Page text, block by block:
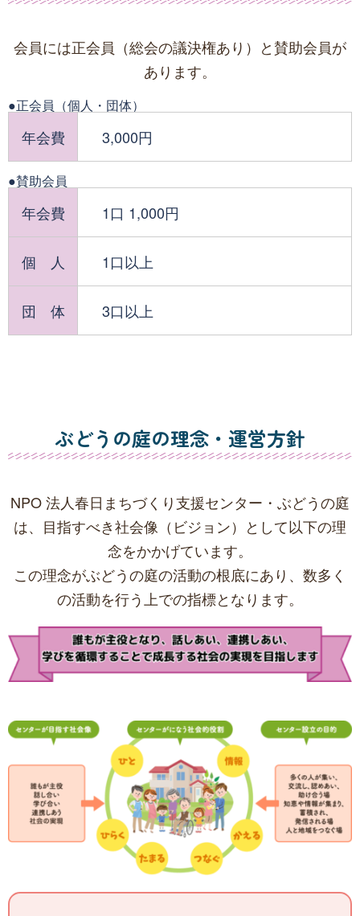
会員には正会員（総会の議決権あり）と賛助会員が
あります。
●正会員（個人・団体）
年会費 3,000円
●賛助会員
年会費 1口 1,000円
個 人 1口以上
団 体 3口以上
ぶどうの庭の理念・運営方針
NPO 法人春日まちづくり支援センター・ぶどうの庭
は、目指すべき社会像（ビジョン）として以下の理
念をかかげています。
この理念がぶどうの庭の活動の根底にあり、数多く
の活動を行う上での指標となります。